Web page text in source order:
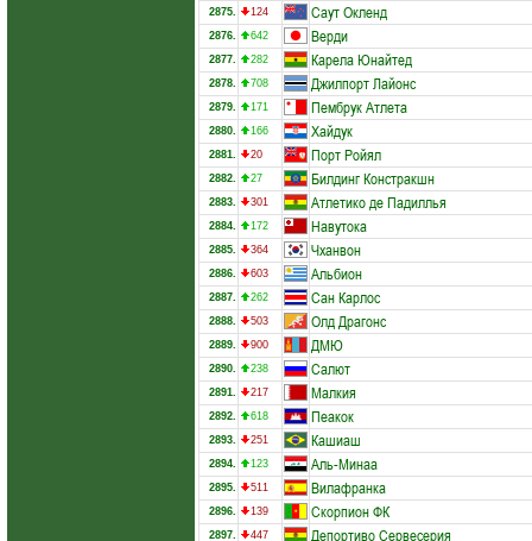
2875. 124 Саут Окленд
2876. 642 Верди
2877. 282 Карела Юнайтед
2878. 708 Джилпорт Лайонс
2879. 171 Пембрук Атлета
2880. 166 Хайдук
2881. 20 Порт Ройял
2882. 27 Билдинг Констракшн
2883. 301 Атлетико де Падиллья
2884. 172 Навутока
2885. 364 Чханвон
2886. 603 Альбион
2887. 262 Сан Карлос
2888. 503 Олд Драгонс
2889. 900 ДМЮ
2890. 238 Салют
2891. 217 Малкия
2892. 618 Пеакок
2893. 251 Кашиаш
2894. 123 Аль-Минаа
2895. 511 Вилафранка
2896. 139 Скорпион ФК
2897. 447 Депортиво Сервесерия